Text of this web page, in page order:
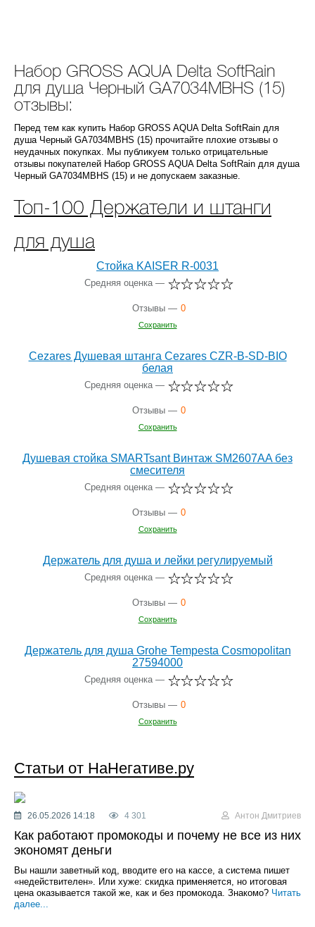
Набор GROSS AQUA Delta SoftRain
для душа Черный GA7034MBHS (15)
отзывы:
Перед тем как купить Набор GROSS AQUA Delta SoftRain для
душа Черный GA7034MBHS (15) прочитайте плохие отзывы о
неудачных покупках. Мы публикуем только отрицательные
отзывы покупателей Набор GROSS AQUA Delta SoftRain для душа
Черный GA7034MBHS (15) и не допускаем заказные.
Топ-100 Держатели и штанги
для душа
Стойка KAISER R-0031
Средняя оценка —
Отзывы — 0
Сохранить
Cezares Душевая штанга Cezares CZR-B-SD-BIO
белая
Средняя оценка —
Отзывы — 0
Сохранить
Душевая стойка SMARTsant Винтаж SM2607AA без
смесителя
Средняя оценка —
Отзывы — 0
Сохранить
Держатель для душа и лейки регулируемый
Средняя оценка —
Отзывы — 0
Сохранить
Держатель для душа Grohe Tempesta Cosmopolitan
27594000
Средняя оценка —
Отзывы — 0
Сохранить
Статьи от НаНегативе.ру
26.05.2026 14:18 4 301 Антон Дмитриев
Как работают промокоды и почему не все из них
экономят деньги
Вы нашли заветный код, вводите его на кассе, а система пишет
«недействителен». Или хуже: скидка применяется, но итоговая
цена оказывается такой же, как и без промокода. Знакомо? Читать
далее...